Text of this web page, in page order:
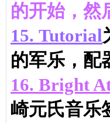
的开始，然
15. Tutorial
的军乐，配
16. Bright
崎元氏音乐